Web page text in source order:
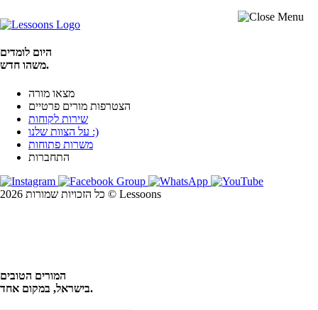
היום לומדים
משהו חדש.
מצאו מורה
הצטרפות מורים פרטיים
שירות לקוחות
על הצוות שלנו :)
משרות פתוחות
התחברות
כל הזכויות שמורות 2026 © Lessoons
המורים הטובים
בישראל, במקום אחד.